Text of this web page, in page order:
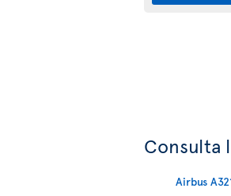
Consulta
Airbus